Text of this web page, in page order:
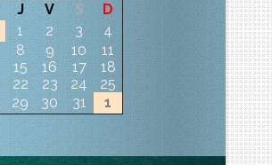
J V S
D
1 2 3
4
8 9 10
11
15 16 17
18
22 23 24
25
29 30 31 1